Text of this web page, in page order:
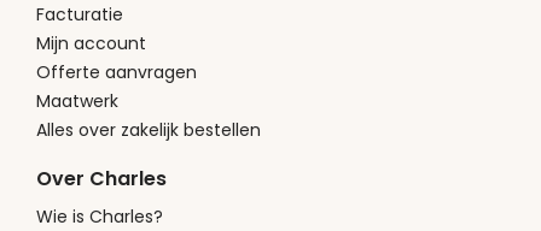
Facturatie
Mijn account
Offerte aanvragen
Maatwerk
Alles over zakelijk bestellen
Over Charles
Wie is Charles?